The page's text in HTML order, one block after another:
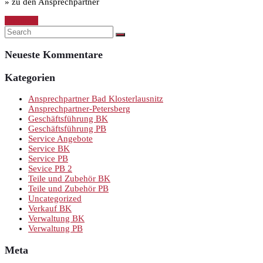
» zu den Ansprechpartner
Neueste Kommentare
Kategorien
Ansprechpartner Bad Klosterlausnitz
Ansprechpartner-Petersberg
Geschäftsführung BK
Geschäftsführung PB
Service Angebote
Service BK
Service PB
Sevice PB 2
Teile und Zubehör BK
Teile und Zubehör PB
Uncategorized
Verkauf BK
Verwaltung BK
Verwaltung PB
Meta